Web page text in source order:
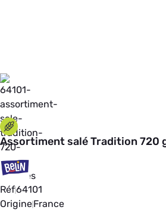
Assortiment salé Tradition 720
Réf64101
OrigineFrance